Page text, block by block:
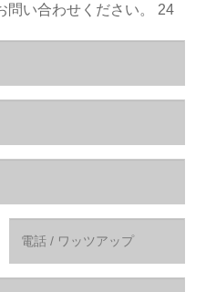
問い合わせください。 24